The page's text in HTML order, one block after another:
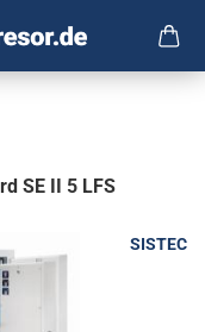
SE II 5 LFS
SISTEC